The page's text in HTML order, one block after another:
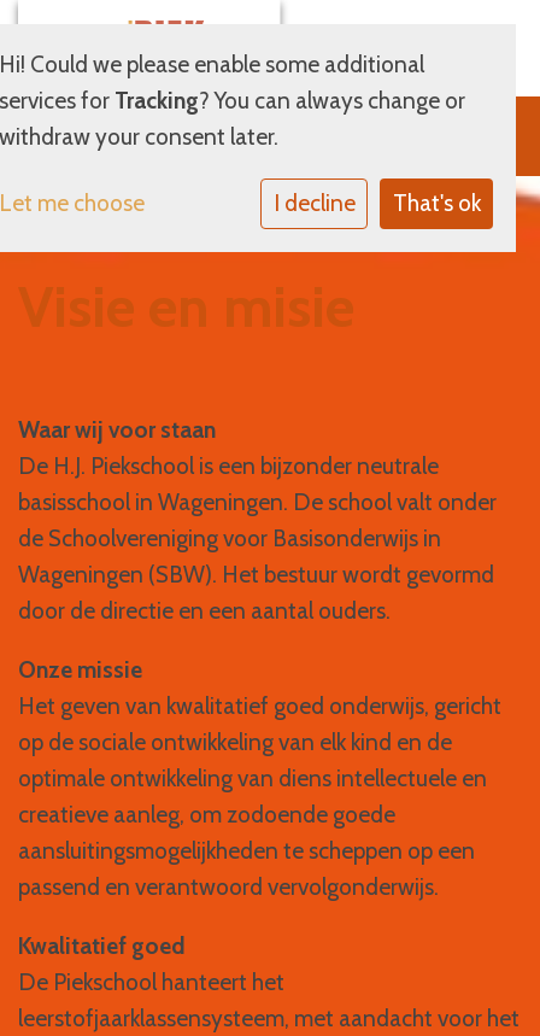
Visie en misie
Waar wij voor staan
De H.J. Piekschool is een bijzonder neutrale
basisschool in Wageningen. De school valt onder
de Schoolvereniging voor Basisonderwijs in
Wageningen (SBW). Het bestuur wordt gevormd
door de directie en een aantal ouders.
Onze missie
Het geven van kwalitatief goed onderwijs, gericht
op de sociale ontwikkeling van elk kind en de
optimale ontwikkeling van diens intellectuele en
creatieve aanleg, om zodoende goede
aansluitingsmogelijkheden te scheppen op een
passend en verantwoord vervolgonderwijs.
Kwalitatief goed
De Piekschool hanteert het
leerstofjaarklassensysteem, met aandacht voor het
Hi! Could we please enable some additional
services for Tracking? You can always change or
withdraw your consent later.
Let me choose I decline That's ok